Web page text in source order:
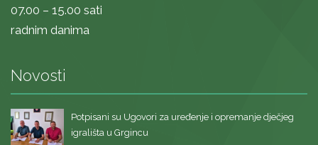
07.00 – 15.00 sati
radnim danima
Novosti
Potpisani su Ugovori za uređenje i opremanje dječjeg
igrališta u Grgincu